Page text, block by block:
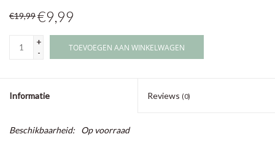
€19,99€9,99
+
-
TOEVOEGEN AAN WINKELWAGEN
Informatie Reviews (0)
Beschikbaarheid: Op voorraad